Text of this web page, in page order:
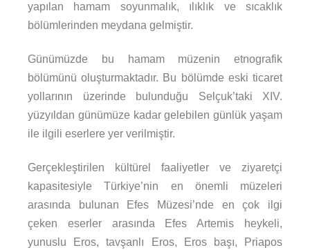
yapılan hamam soyunmalık, ılıklık ve sıcaklık
bölümlerinden meydana gelmiştir.
Günümüzde bu hamam müzenin etnografik
bölümünü oluşturmaktadır. Bu bölümde eski ticaret
yollarının üzerinde bulunduğu Selçuk’taki XIV.
yüzyıldan günümüze kadar gelebilen günlük yaşam
ile ilgili eserlere yer verilmiştir.
Gerçekleştirilen kültürel faaliyetler ve ziyaretçi
kapasitesiyle Türkiye’nin en önemli müzeleri
arasında bulunan Efes Müzesi’nde en çok ilgi
çeken eserler arasında Efes Artemis heykeli,
yunuslu Eros, tavşanlı Eros, Eros başı, Priapos